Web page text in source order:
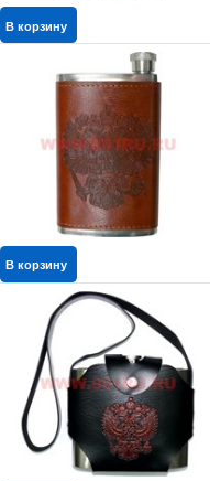
В корзину
В корзину